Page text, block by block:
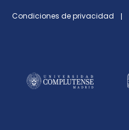
Condiciones de privacidad